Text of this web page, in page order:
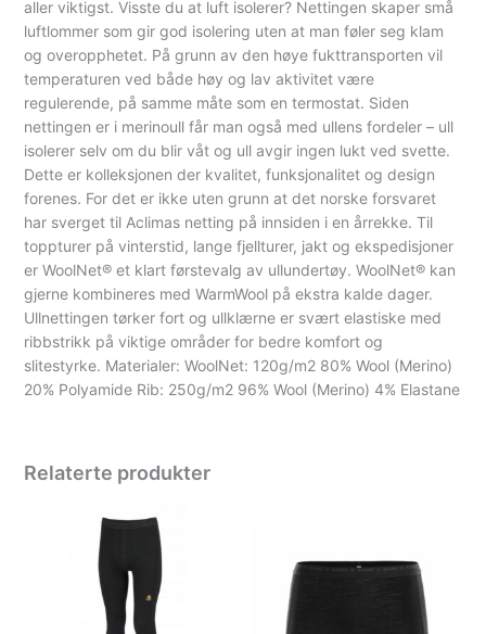
aller viktigst. Visste du at luft isolerer? Nettingen skaper små
luftlommer som gir god isolering uten at man føler seg klam
og overopphetet. På grunn av den høye fukttransporten vil
temperaturen ved både høy og lav aktivitet være
regulerende, på samme måte som en termostat. Siden
nettingen er i merinoull får man også med ullens fordeler – ull
isolerer selv om du blir våt og ull avgir ingen lukt ved svette.
Dette er kolleksjonen der kvalitet, funksjonalitet og design
forenes. For det er ikke uten grunn at det norske forsvaret
har sverget til Aclimas netting på innsiden i en årrekke. Til
toppturer på vinterstid, lange fjellturer, jakt og ekspedisjoner
er WoolNet® et klart førstevalg av ullundertøy. WoolNet® kan
gjerne kombineres med WarmWool på ekstra kalde dager.
Ullnettingen tørker fort og ullklærne er svært elastiske med
ribbstrikk på viktige områder for bedre komfort og
slitestyrke. Materialer: WoolNet: 120g/m2 80% Wool (Merino)
20% Polyamide Rib: 250g/m2 96% Wool (Merino) 4% Elastane
Relaterte produkter